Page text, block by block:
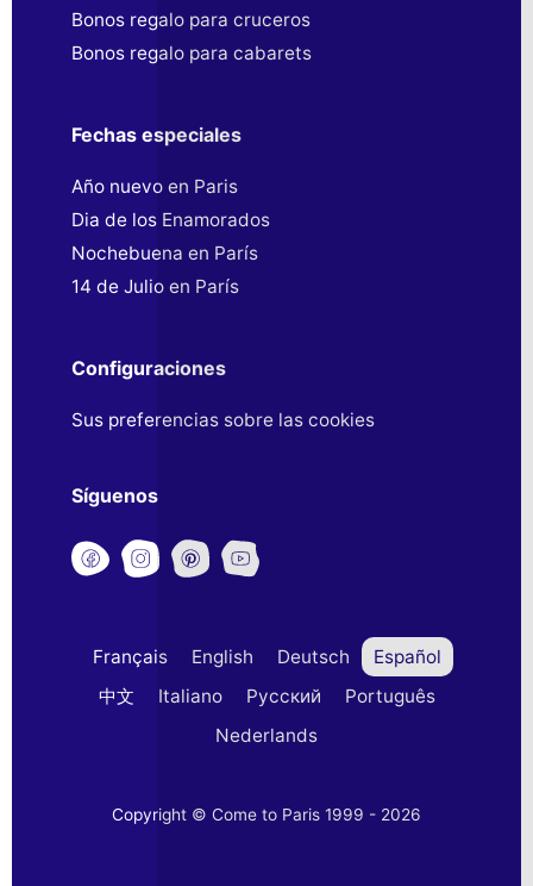
Bonos regalo para cruceros
Bonos regalo para cabarets
Fechas especiales
Año nuevo en Paris
Dia de los Enamorados
Nochebuena en París
14 de Julio en París
Configuraciones
Sus preferencias sobre las cookies
Síguenos
Français English Deutsch
Español
中文
Italiano Русский
Português
Nederlands
Copyright © Come to Paris 1999 - 2026